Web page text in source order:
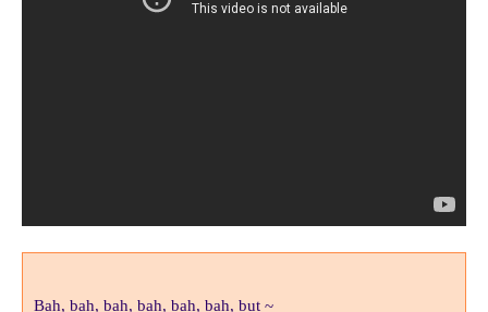
Bah, bah, bah, bah, bah, bah, but ~